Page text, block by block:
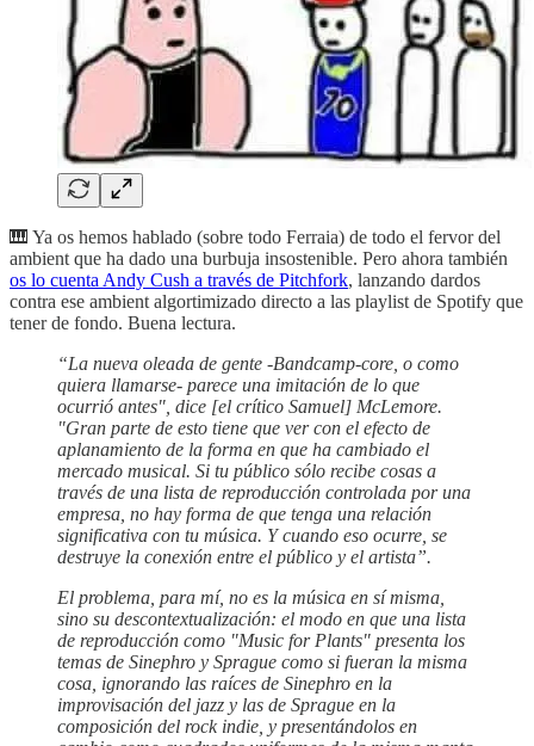
🎹 Ya os hemos hablado (sobre todo Ferraia) de todo el fervor del
ambient que ha dado una burbuja insostenible. Pero ahora también
os lo cuenta Andy Cush a través de Pitchfork, lanzando dardos
contra ese ambient algortimizado directo a las playlist de Spotify que
tener de fondo. Buena lectura.
“La nueva oleada de gente -Bandcamp-core, o como
quiera llamarse- parece una imitación de lo que
ocurrió antes", dice [el crítico Samuel] McLemore.
"Gran parte de esto tiene que ver con el efecto de
aplanamiento de la forma en que ha cambiado el
mercado musical. Si tu público sólo recibe cosas a
través de una lista de reproducción controlada por una
empresa, no hay forma de que tenga una relación
significativa con tu música. Y cuando eso ocurre, se
destruye la conexión entre el público y el artista”.
El problema, para mí, no es la música en sí misma,
sino su descontextualización: el modo en que una lista
de reproducción como "Music for Plants" presenta los
temas de Sinephro y Sprague como si fueran la misma
cosa, ignorando las raíces de Sinephro en la
improvisación del jazz y las de Sprague en la
composición del rock indie, y presentándolos en